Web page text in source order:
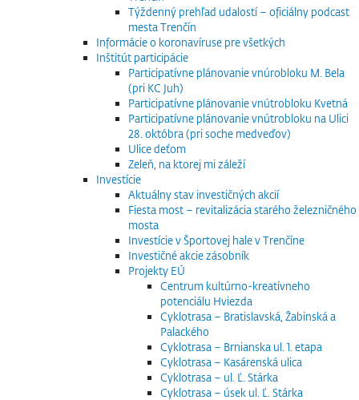
Týždenný prehľad udalostí – oficiálny podcast
mesta Trenčín
Informácie o koronavíruse pre všetkých
Inštitút participácie
Participatívne plánovanie vnúrobloku M. Bela
(pri KC Juh)
Participatívne plánovanie vnútrobloku Kvetná
Participatívne plánovanie vnútrobloku na Ulici
28. októbra (pri soche medveďov)
Ulice deťom
Zeleň, na ktorej mi záleží
Investície
Aktuálny stav investičných akcií
Fiesta most – revitalizácia starého železničného
mosta
Investície v Športovej hale v Trenčíne
Investičné akcie zásobník
Projekty EÚ
Centrum kultúrno-kreatívneho
potenciálu Hviezda
Cyklotrasa – Bratislavská, Žabinská a
Palackého
Cyklotrasa – Brnianska ul. 1. etapa
Cyklotrasa – Kasárenská ulica
Cyklotrasa – ul. Ľ. Stárka
Cyklotrasa – úsek ul. Ľ. Stárka